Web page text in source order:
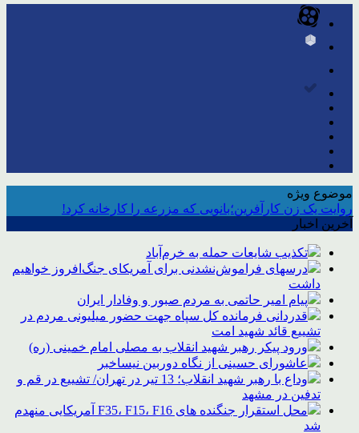
موضوع ویژه
روایت یک زن کارآفرین؛بانویی که مزرعه را کارخانه کرد!
آخرین اخبار
تکذیب شایعات حمله به خرم‌آباد
درسهای فراموش‌نشدنی برای آمریکای جنگ‌افروز خواهیم
داشت
پیام امیر حاتمی به مردم صبور و وفادار ایران
قدردانی فرمانده کل سپاه جهت حضور میلیونی مردم در
تشییع قائد شهید امت
ورود پیکر رهبر شهید انقلاب به مصلی امام خمینی (ره)
عاشورای حسینی از نگاه دوربین نیساخبر
وداع با رهبر شهید انقلاب؛ 13 تیر در تهران/ تشییع در قم و
تدفین در مشهد
محل استقرار جنگنده های F35، F15، F16 آمریکایی منهدم
شد